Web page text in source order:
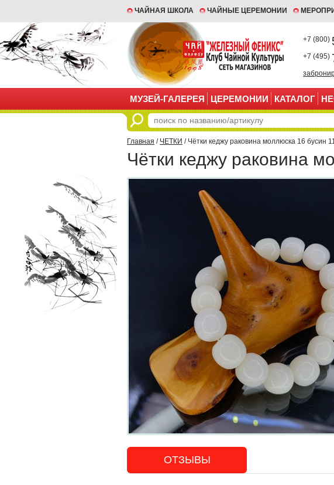
ЧАЙНАЯ ШКОЛА ЧАЙНЫЕ ЦЕРЕМОНИИ
+7 (800)
+7 (495)
МУЗЕЙ-ГАЛЕРЕЯ ЦЕРЕМОНИИ КАТАЛОГ
Главная / ЧЕТКИ / Чётки кеджу раковина моллюска 16 бусин
Чётки кеджу раковина
ОТЗЫВЫ